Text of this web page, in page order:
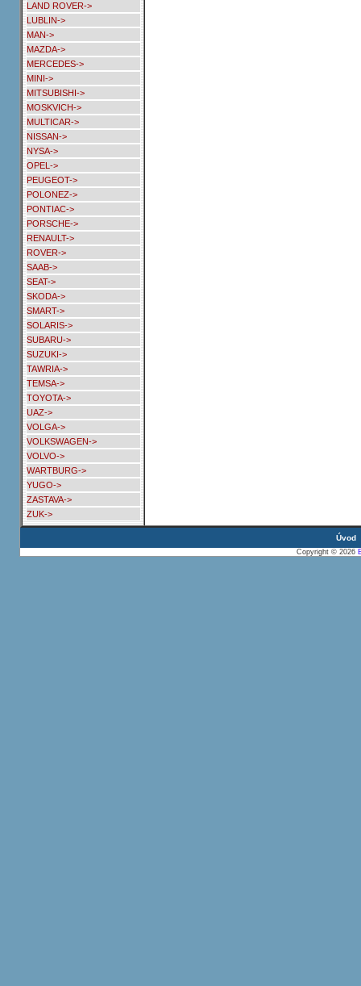
LAND ROVER->
LUBLIN->
MAN->
MAZDA->
MERCEDES->
MINI->
MITSUBISHI->
MOSKVICH->
MULTICAR->
NISSAN->
NYSA->
OPEL->
PEUGEOT->
POLONEZ->
PONTIAC->
PORSCHE->
RENAULT->
ROVER->
SAAB->
SEAT->
SKODA->
SMART->
SOLARIS->
SUBARU->
SUZUKI->
TAWRIA->
TEMSA->
TOYOTA->
UAZ->
VOLGA->
VOLKSWAGEN->
VOLVO->
WARTBURG->
YUGO->
ZASTAVA->
ZUK->
Úvod
Copyright © 2026